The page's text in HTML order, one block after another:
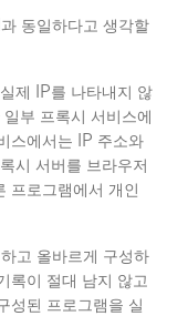
동일하다고 생각할
제 IP를 나타내지 않
부 프록시 서비스에
스에서는 IP 주소와
시 서버를 브라우저
프로그램에서 개인
고 올바르게 구성하
록이 절대 남지 않고
성된 프로그램을 실